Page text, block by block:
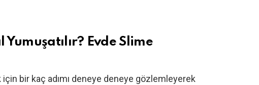
Yumuşatılır? Evde Slime
bir kaç adımı deneye deneye gözlemleyerek